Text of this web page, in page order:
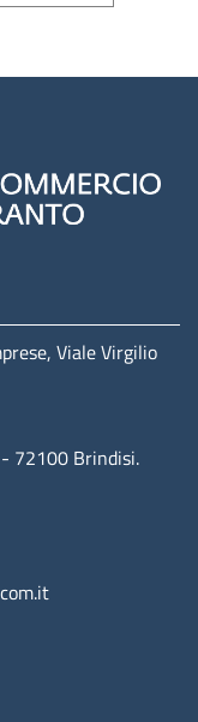
Viale Virgilio
- 72100 Brindisi.